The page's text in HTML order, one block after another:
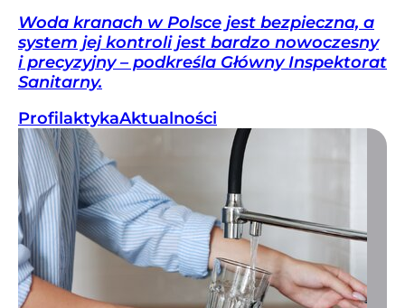
Woda kranach w Polsce jest bezpieczna, a
system jej kontroli jest bardzo nowoczesny
i precyzyjny – podkreśla Główny Inspektorat
Sanitarny.
ProfilaktykaAktualności